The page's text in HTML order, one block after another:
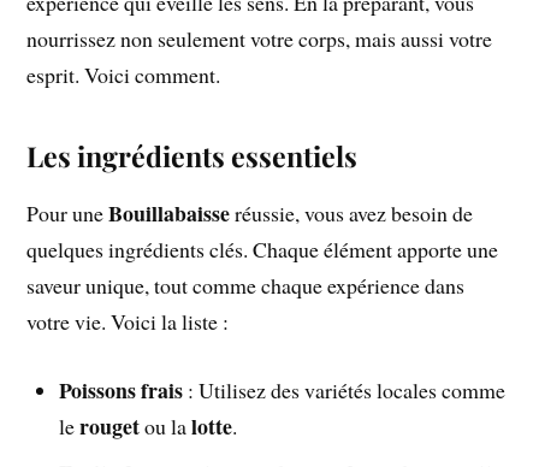
nourrissez non seulement votre corps, mais aussi votre
esprit. Voici comment.
Les ingrédients essentiels
Pour uneBouillabaisseréussie, vous avez besoin de
quelques ingrédients clés. Chaque élément apporte une
saveur unique, tout comme chaque expérience dans
votre vie. Voici la liste :
Poissons frais : Utilisez des variétés locales comme
lerougetou lalotte.